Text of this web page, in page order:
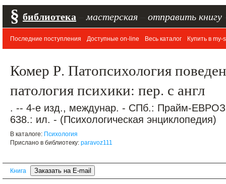
§ библиотека мастерская отправить книгу
Последние поступления Доступные on-line Весь каталог Купить в my-
Комер Р. Патопсихология
патология психики: пер. с англ
. -- 4-е изд., междунар. - СПб.: Прайм-
638.: ил. - (Психологическая энциклопедия)
В каталоге: Психология
Прислано в библиотеку: paravoz111
Книга